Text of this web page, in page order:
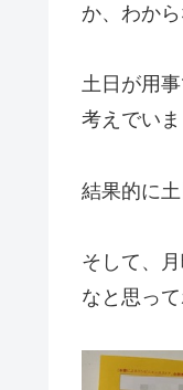
か、わか
土日が用
考えでいま
結果的に
そして、
なと思っ